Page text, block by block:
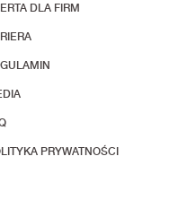
DLA FIRM
PRYWATNOŚCI